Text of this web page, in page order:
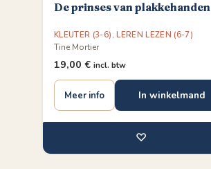
De prinses van plakkehanden
KLEUTER (3-6),LEREN LEZEN (6-7)
Tine Mortier
19,00 € incl. btw
Meer info In winkelmand
♡